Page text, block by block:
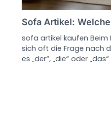
Sofa Artikel:
sofa artikel kaufen Beim
sich oft die Frage nach
es „der“, „die“ oder